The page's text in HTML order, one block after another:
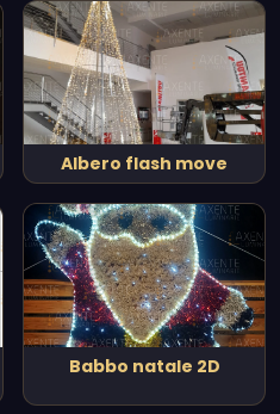
Albero flash move
Babbo natale 2D